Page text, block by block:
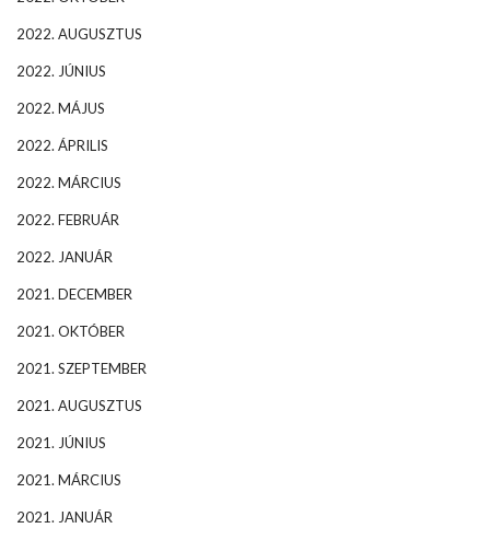
2022. AUGUSZTUS
2022. JÚNIUS
2022. MÁJUS
2022. ÁPRILIS
2022. MÁRCIUS
2022. FEBRUÁR
2022. JANUÁR
2021. DECEMBER
2021. OKTÓBER
2021. SZEPTEMBER
2021. AUGUSZTUS
2021. JÚNIUS
2021. MÁRCIUS
2021. JANUÁR